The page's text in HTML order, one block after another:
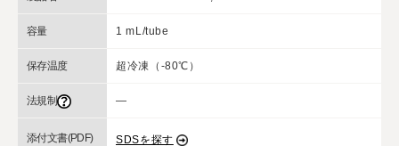
容量 1 mL/tube
保存温度 超冷凍（-80℃）
法規制 ―
添付文書(PDF) SDSを探す